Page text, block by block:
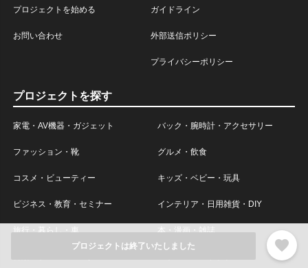
プロジェクトは終了いたしました favorite
プロジェクトを始める
お問い合わせ
ガイドライン
外部送信ポリシー
プライバシーポリシー
プロジェクトを探す
家電・AV機器・ガジェット バック・腕時計・アクセサリー
ファッション・靴 グルメ・飲食
コスメ・ビューティー キッズ・ベビー・玩具
ビジネス・教育・セミナー インテリア・日用雑貨・DIY
旅行・暮らし・車 本・漫画・雑誌